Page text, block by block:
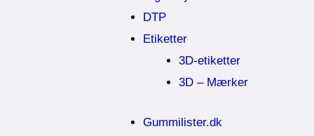
DTP
Etiketter
3D-etiketter
3D – Mærker
Gummilister.dk